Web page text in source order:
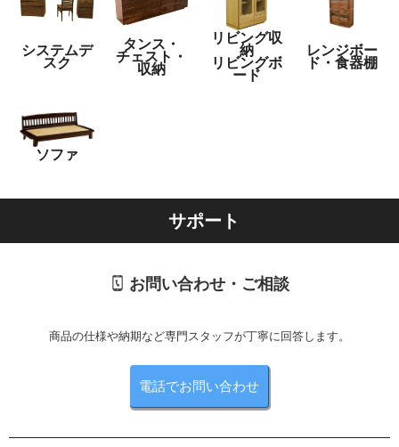
システムデ
スク
タンス・
チェスト・
収納
リビング収
納
リビングボ
ード
レンジボー
ド・食器棚
ソファ
サポート
お問い合わせ・ご相談
商品の仕様や納期など専門スタッフが丁寧に回答します。
電話でお問い合わせ